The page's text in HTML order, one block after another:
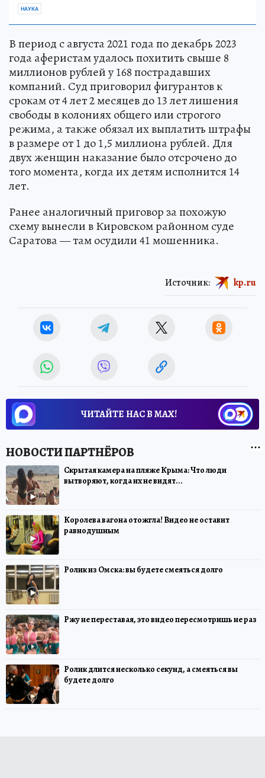
НАУКА
В период с августа 2021 года по декабрь 2023
года аферистам удалось похитить свыше 8
миллионов рублей у 168 пострадавших
компаний. Суд приговорил фигурантов к
срокам от 4 лет 2 месяцев до 13 лет лишения
свободы в колониях общего или строгого
режима, а также обязал их выплатить штрафы
в размере от 1 до 1,5 миллиона рублей. Для
двух женщин наказание было отсрочено до
того момента, когда их детям исполнится 14
лет.
Ранее аналогичный приговор за похожую
схему вынесли в Кировском районном суде
Саратова — там осудили 41 мошенника.
Источник: kp.ru
ЧИТАЙТЕ НАС В МАХ!
Скрытая камера на пляже Крыма: Что люди
вытворяют, когда их не видят...
Королева вагона отожгла! Видео не оставит
равнодушным
Ролик из Омска: вы будете смеяться долго
Ржу не переставая, это видео пересмотришь не раз
Ролик длится несколько секунд, а смеяться вы
будете долго